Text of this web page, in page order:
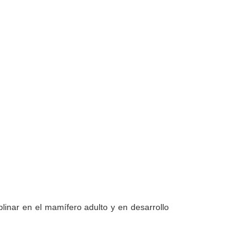
en el mamífero adulto y en desarrollo